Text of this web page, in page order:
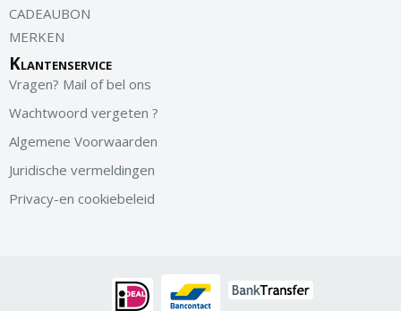
CADEAUBON
MERKEN
Klantenservice
Vragen? Mail of bel ons
Wachtwoord vergeten ?
Algemene Voorwaarden
Juridische vermeldingen
Privacy-en cookiebeleid